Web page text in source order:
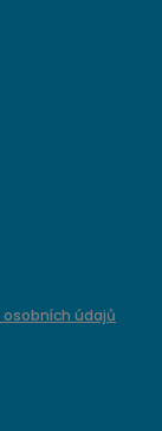
osobních údajů